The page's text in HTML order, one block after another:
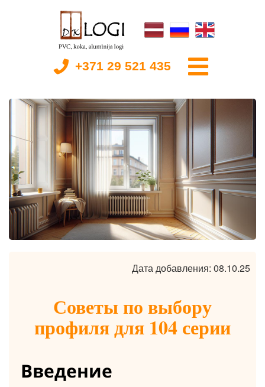
+371 29 521 435
Дата добавления: 08.10.25
Советы по выбору
профиля для 104 серии
Введение